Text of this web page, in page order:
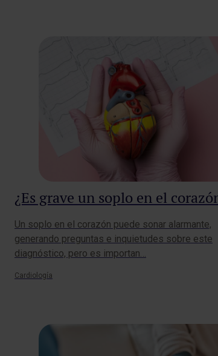
¿Es grave un soplo en el
Un soplo en el corazón puede sonar alarmante,
generando preguntas e inquietudes sobre este
diagnóstico, pero es importan…
Cardiología